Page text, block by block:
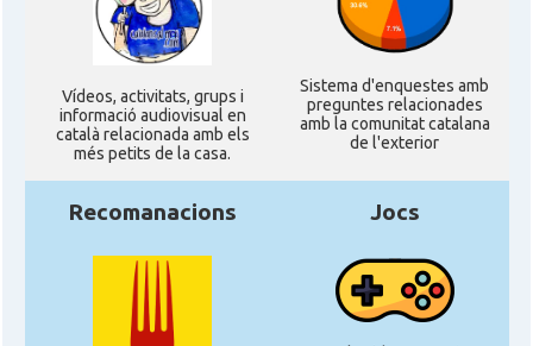
Ví­deos, activitats, grups i
informació audiovisual en
català relacionada amb els
més petits de la casa.
Sistema d'enquestes amb
preguntes relacionades
amb la comunitat catalana
de l'exterior
Recomanacions Jocs